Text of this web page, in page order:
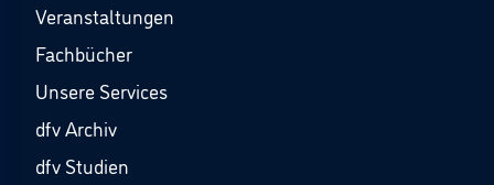
Veranstaltungen
Fachbücher
Unsere Services
dfv Archiv
dfv Studien